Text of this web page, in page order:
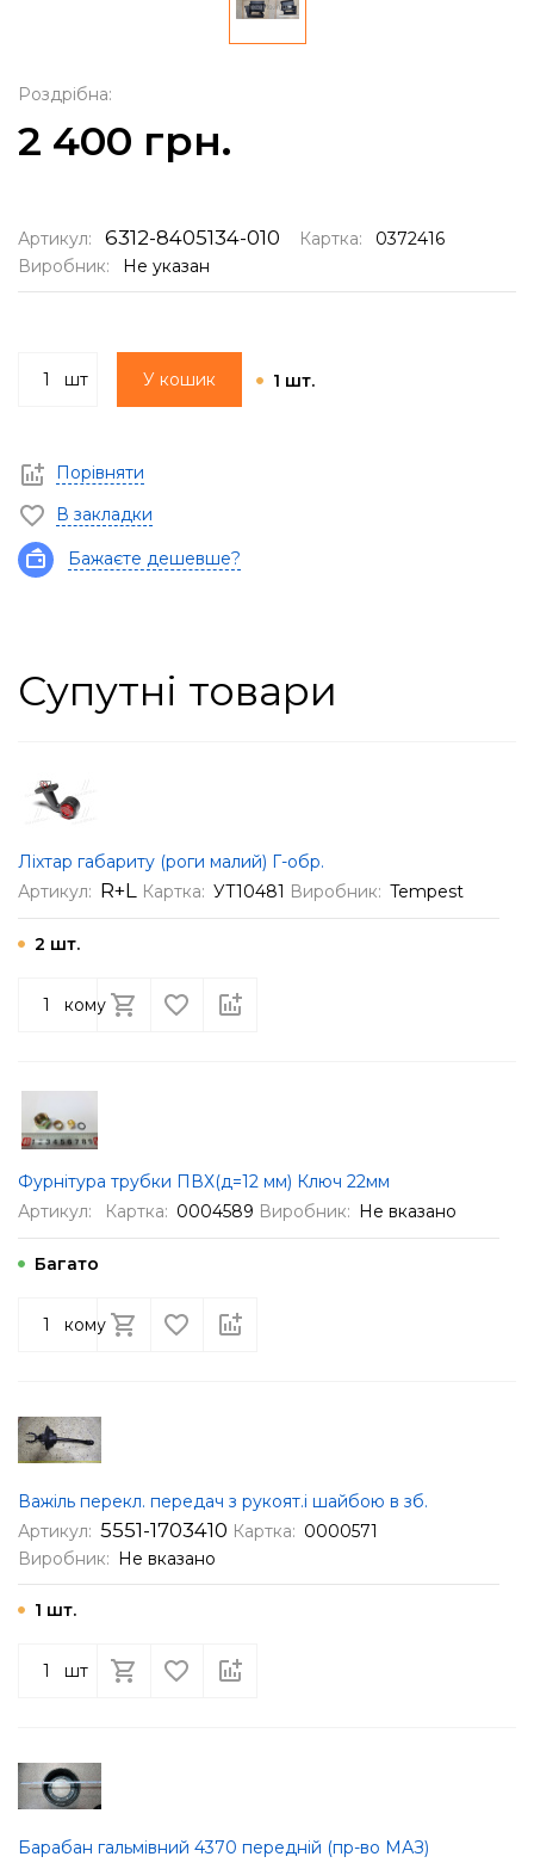
Роздрібна:
2 400 грн.
Артикул: 6312-8405134-010 Картка:
0372416
Виробник:
Не указан
шт У кошик 1 шт.
Порівняти
В закладки
Бажаєте дешевше?
Супутні товари
Ліхтар габариту (роги малий) Г-обр.
Артикул: R+L Картка: УТ10481 Виробник: Tempest
2 шт.
кому
Фурнітура трубки ПВХ(д=12 мм) Ключ 22мм
Артикул:
Картка: 0004589 Виробник: Не вказано
Багато
кому
Важіль перекл. передач з рукоят.і шайбою в зб.
Артикул: 5551-1703410 Картка: 0000571
Виробник: Не вказано
1 шт.
шт
Барабан гальмівний 4370 передній (пр-во МАЗ)